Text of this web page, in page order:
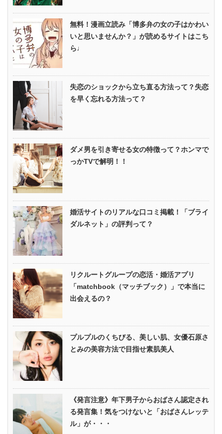
無料！漫画立読み「博多弁の女の子はかわい
いと思いませんか？」が読めるサイトはこち
ら♩
失恋のショックから立ち直る方法って？失恋
を早く忘れる方法って？
ダメ男を引き寄せる女の特徴って？ホンマで
っかTVで解明！！
婚活サイトのリアルな口コミ掲載！「ブライ
ダルネット」の評判って？
リクルートグループの恋活・婚活アプリ
「matchbook（マッチブック）」で本当に
出会えるの？
プルプルのくちびる、美しい肌、女優石原さ
とみの美容方法で目指せ素肌美人
《発言注意》年下男子からおばさん認定され
る発言集！気をつけないと「おばさんレッテ
ル」が・・・